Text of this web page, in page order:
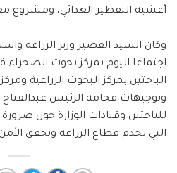
أغشية التقطير الغذائي، ومشروع
.
وكان السيد القصير وزير الزراعة
اجتماعا اليوم بمركز بحوث
الباحثين بمركز البحوث الزراعية
وتوجيهات فخامة الرئيس
للباحثين وقيادات الوزارة حول
التي تخدم قطاع الزراعة وتحقق